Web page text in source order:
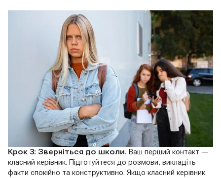
Крок 3: Зверніться до школи. Ваш перший контакт —
класний керівник. Підготуйтеся до розмови, викладіть
факти спокійно та конструктивно. Якщо класний керівник